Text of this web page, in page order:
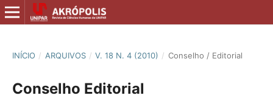
INÍCIO / ARQUIVOS / V. 18 N. 4 (2010) / Conselho / Editorial
Conselho Editorial